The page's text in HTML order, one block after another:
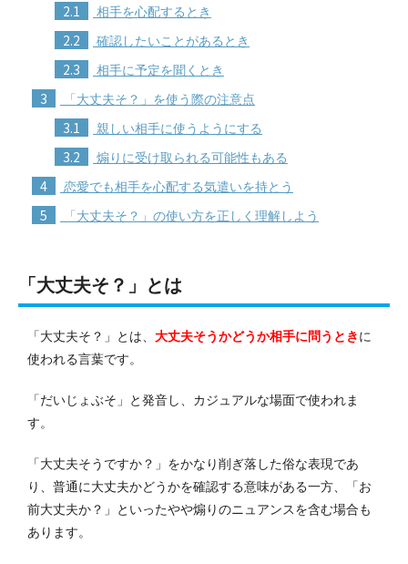
2.1 相手を心配するとき
2.2 確認したいことがあるとき
2.3 相手に予定を聞くとき
3 「大丈夫そ？」を使う際の注意点
3.1 親しい相手に使うようにする
3.2 煽りに受け取られる可能性もある
4 恋愛でも相手を心配する気遣いを持とう
5 「大丈夫そ？」の使い方を正しく理解しよう
「大丈夫そ？」とは
「大丈夫そ？」とは、 大丈夫そうかどうか相手に問うときに
使われる言葉です。
「だいじょぶそ」と発音し、カジュアルな場面で使われま
す。
「大丈夫そうですか？」をかなり削ぎ落した俗な表現であ
り、普通に大丈夫かどうかを確認する意味がある一方、「お
前大丈夫か？」といったやや煽りのニュアンスを含む場合も
あります。